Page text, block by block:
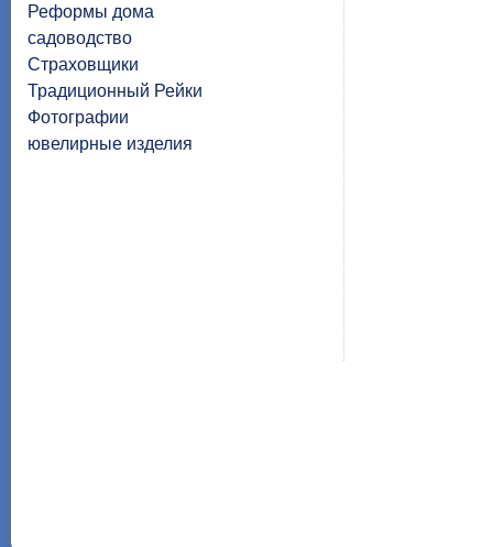
Реформы дома
садоводство
Страховщики
Традиционный Рейки
Фотографии
ювелирные изделия